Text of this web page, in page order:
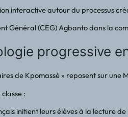
interactive autour du processus
Général (CEG) Agbanto dans la
progressive
de Kpomassè » reposent sur
:
initient leurs élèves à la lecture